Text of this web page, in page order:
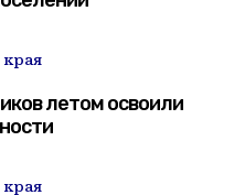
края
летом освоили
края